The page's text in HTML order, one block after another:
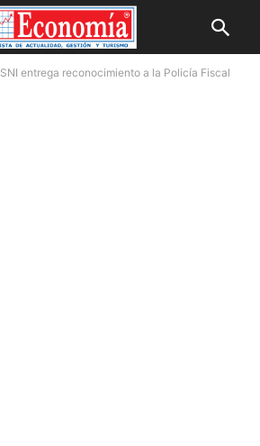
SNI entrega reconocimiento a la Policía Fiscal